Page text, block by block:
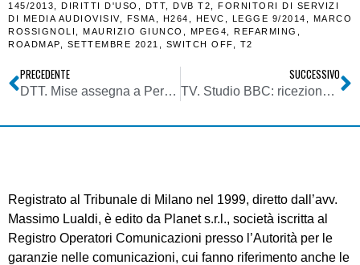
145/2013
DIRITTI D'USO DTT DVB T2
FORNITORI DI SERVIZI
DI MEDIA AUDIOVISIV, FSMA H264 HEVC LEGGE 9/2014
MARCO
ROSSIGNOLI
MAURIZIO GIUNCO MPEG4 REFARMING
ROADMAP
SETTEMBRE 2021 SWITCH OFF T2
PRECEDENTE
DTT. Mise assegna a Persidera il lotto P2 della capacità trasmissiva disponibile in ambito nazionale
SUCCESSIVO
TV. Studio BBC: ricezione satellitare la più energivora. Meno CO₂ con DTT e soprattutto IP Tv
Registrato al Tribunale di Milano nel 1999, diretto dall’avv.
Massimo Lualdi, è edito da Planet s.r.l., società iscritta al
Registro Operatori Comunicazioni presso l’Autorità per le
garanzie nelle comunicazioni, cui fanno riferimento anche le